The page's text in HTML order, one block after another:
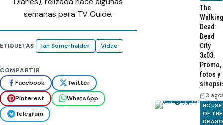
semanas para TV Guide.
ETIQUETAS Ian Somerhalder Video
COMPARTIR
Facebook
Twitter
Pinterest
WhatsApp
Telegram
The
Walking
Dead:
Dead
City
3x03:
Promo,
fotos y
3
HOUSE
OF THE